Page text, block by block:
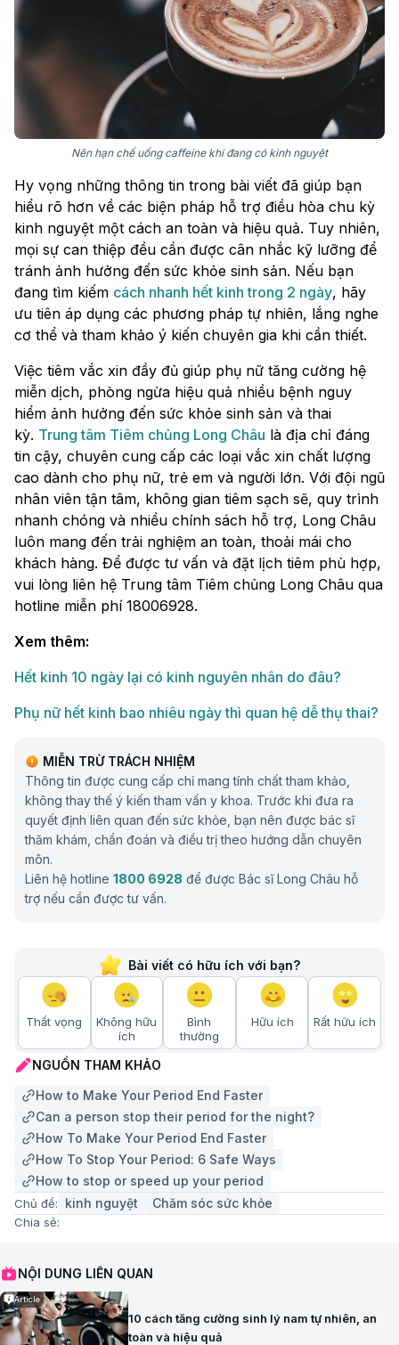
Nên hạn chế uống caffeine khi đang có kinh nguyệt
Hy vọng những thông tin trong bài viết đã giúp bạn
hiểu rõ hơn về các biện pháp hỗ trợ điều hòa chu kỳ
kinh nguyệt một cách an toàn và hiệu quả. Tuy nhiên,
mọi sự can thiệp đều cần được cân nhắc kỹ lưỡng để
tránh ảnh hưởng đến sức khỏe sinh sản. Nếu bạn
đang tìm kiếm cách nhanh hết kinh trong 2 ngày, hãy
ưu tiên áp dụng các phương pháp tự nhiên, lắng nghe
cơ thể và tham khảo ý kiến chuyên gia khi cần thiết.
Việc tiêm vắc xin đầy đủ giúp phụ nữ tăng cường hệ
miễn dịch, phòng ngừa hiệu quả nhiều bệnh nguy
hiểm ảnh hưởng đến sức khỏe sinh sản và thai
kỳ. Trung tâm Tiêm chủng Long Châu là địa chỉ đáng
tin cậy, chuyên cung cấp các loại vắc xin chất lượng
cao dành cho phụ nữ, trẻ em và người lớn. Với đội ngũ
nhân viên tận tâm, không gian tiêm sạch sẽ, quy trình
nhanh chóng và nhiều chính sách hỗ trợ, Long Châu
luôn mang đến trải nghiệm an toàn, thoải mái cho
khách hàng. Để được tư vấn và đặt lịch tiêm phù hợp,
vui lòng liên hệ Trung tâm Tiêm chủng Long Châu qua
hotline miễn phí 18006928.
Xem thêm:
Hết kinh 10 ngày lại có kinh nguyên nhân do đâu?
Phụ nữ hết kinh bao nhiêu ngày thì quan hệ dễ thụ thai?
MIỄN TRỪ TRÁCH NHIỆM
Thông tin được cung cấp chỉ mang tính chất tham khảo,
không thay thế ý kiến tham vấn y khoa. Trước khi đưa ra
quyết định liên quan đến sức khỏe, bạn nên được bác sĩ
thăm khám, chẩn đoán và điều trị theo hướng dẫn chuyên
môn.
Liên hệ hotline 1800 6928 để được Bác sĩ Long Châu hỗ
trợ nếu cần được tư vấn.
Bài viết có hữu ích với bạn?
Thất vọng
Không hữu
ích
Bình
thường
Hữu ích Rất hữu ích
NGUỒN THAM KHẢO
How to Make Your Period End Faster
Can a person stop their period for the night?
How To Make Your Period End Faster
How To Stop Your Period: 6 Safe Ways
How to stop or speed up your period
Chủ đề: kinh nguyệt Chăm sóc sức khỏe
Chia sẻ:
NỘI DUNG LIÊN QUAN
Article
10 cách tăng cường sinh lý nam tự nhiên, an
toàn và hiệu quả